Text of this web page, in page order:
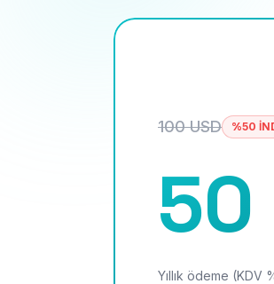
100 USD %50
50
Yıllık ödeme (KDV